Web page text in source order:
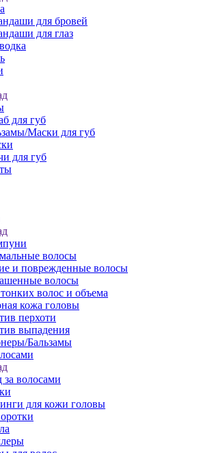
для бровей
для глаз
для губ
Маски для губ
для губ
волосы
и поврежденные волосы
волосы
волос и объема
кожа головы
перхоти
выпадения
Бальзамы
за волосами
для кожи головы